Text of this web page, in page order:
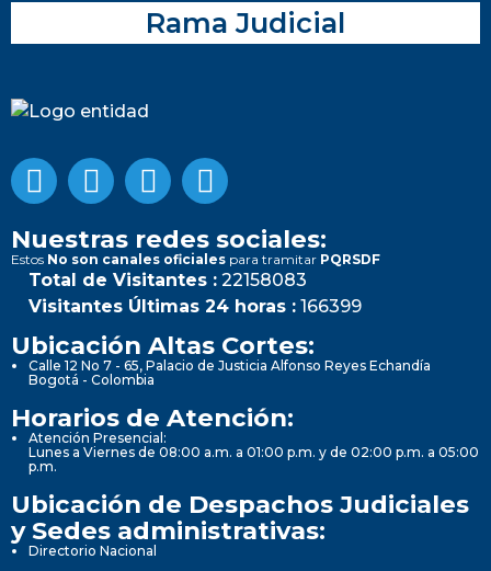
Rama Judicial
Nuestras redes sociales:
Estos No son canales oficiales para tramitar PQRSDF
Total de Visitantes : 22158083
Visitantes Últimas 24 horas : 166399
Ubicación Altas Cortes:
Calle 12 No 7 - 65, Palacio de Justicia Alfonso Reyes Echandía
Bogotá - Colombia
Horarios de Atención:
Atención Presencial:
Lunes a Viernes de 08:00 a.m. a 01:00 p.m. y de 02:00 p.m. a 05:00
p.m.
Ubicación de Despachos Judiciales
y Sedes administrativas:
Directorio Nacional